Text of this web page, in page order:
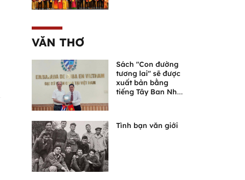
VĂN THƠ
Sách "Con đường
tương lai" sẽ được
xuất bản bằng
tiếng Tây Ban Nha
Tình bạn văn giới